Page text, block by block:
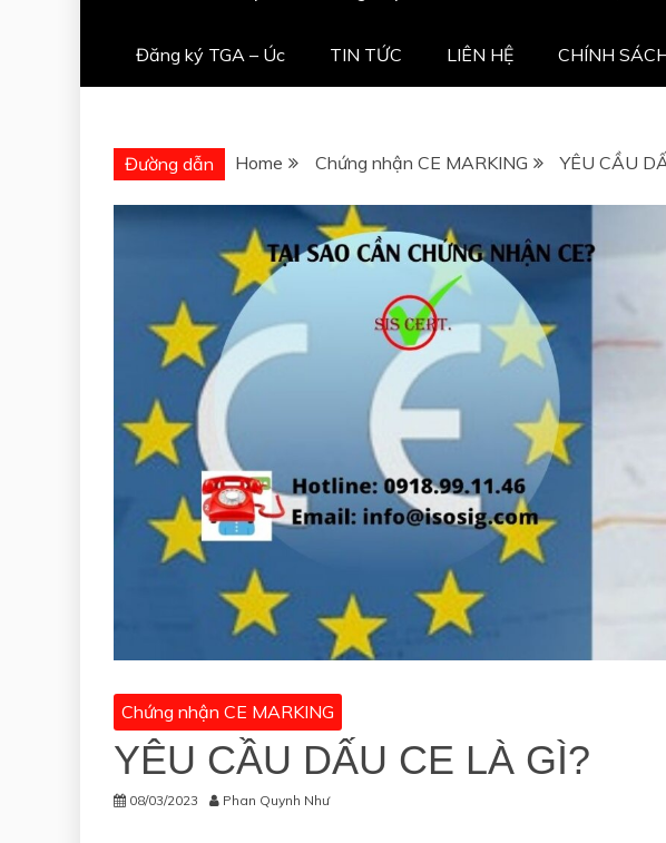
Đăng ký TGA – Úc TIN TỨC LIÊN HỆ CHÍNH
Đường dẫn Home Chứng nhận CE MARKING YÊU CẦU
Chứng nhận CE MARKING
YÊU CẦU DẤU CE LÀ GÌ?
08/03/2023 Phan Quynh Như